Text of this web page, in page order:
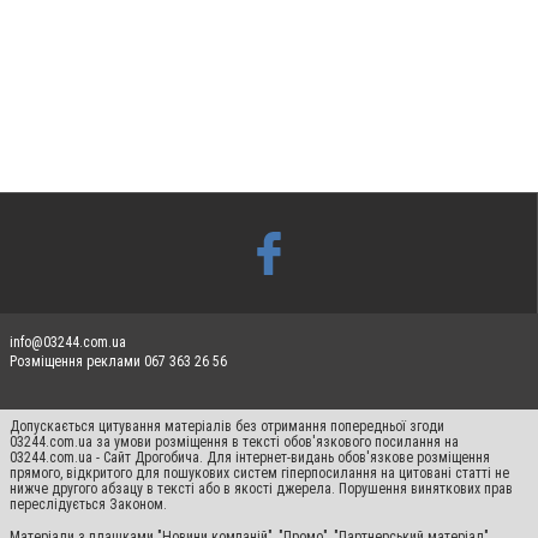
info@03244.com.ua
Розміщення реклами 067 363 26 56
Допускається цитування матеріалів без отримання попередньої згоди
03244.com.ua за умови розміщення в тексті обов'язкового посилання на
03244.com.ua - Сайт Дрогобича. Для інтернет-видань обов'язкове розміщення
прямого, відкритого для пошукових систем гіперпосилання на цитовані статті не
нижче другого абзацу в тексті або в якості джерела. Порушення виняткових прав
переслідується Законом.